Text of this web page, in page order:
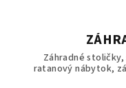
Záhradné
ratanový nábytok,